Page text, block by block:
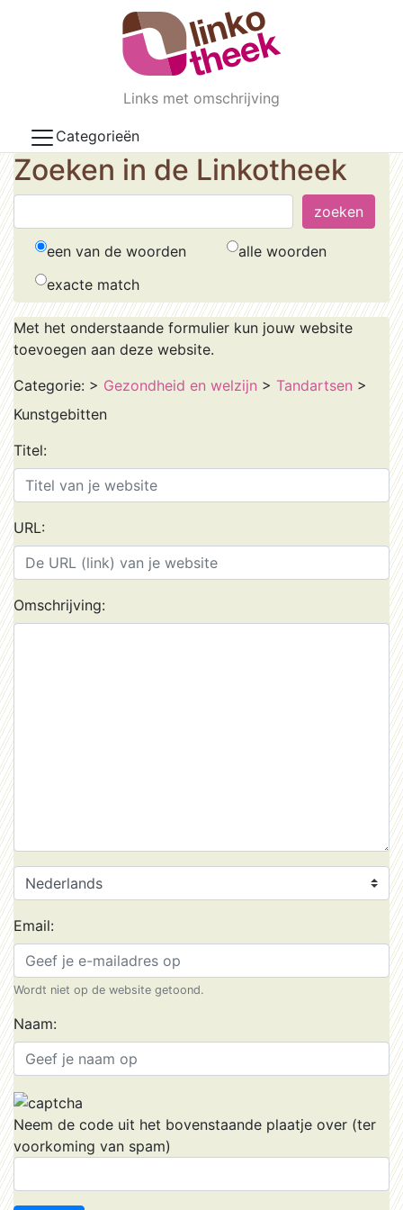
Skip to main content
Links met omschrijving
Categorieën
Zoeken in de Linkotheek
een van de woorden
alle woorden
exacte match
Met het onderstaande formulier kun jouw website
toevoegen aan deze website.
Categorie: > Gezondheid en welzijn > Tandartsen >
Kunstgebitten
Titel:
URL:
Omschrijving:
Email:
Wordt niet op de website getoond.
Naam:
Neem de code uit het bovenstaande plaatje over (ter
voorkoming van spam)